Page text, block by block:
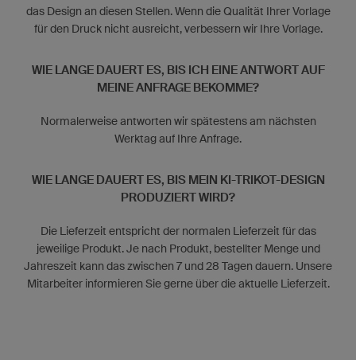
das Design an diesen Stellen. Wenn die Qualität Ihrer Vorlage
für den Druck nicht ausreicht, verbessern wir Ihre Vorlage.
WIE LANGE DAUERT ES, BIS ICH EINE ANTWORT AUF
MEINE ANFRAGE BEKOMME?
Normalerweise antworten wir spätestens am nächsten
Werktag auf Ihre Anfrage.
WIE LANGE DAUERT ES, BIS MEIN KI-TRIKOT-DESIGN
PRODUZIERT WIRD?
Die Lieferzeit entspricht der normalen Lieferzeit für das
jeweilige Produkt. Je nach Produkt, bestellter Menge und
Jahreszeit kann das zwischen 7 und 28 Tagen dauern. Unsere
Mitarbeiter informieren Sie gerne über die aktuelle Lieferzeit.